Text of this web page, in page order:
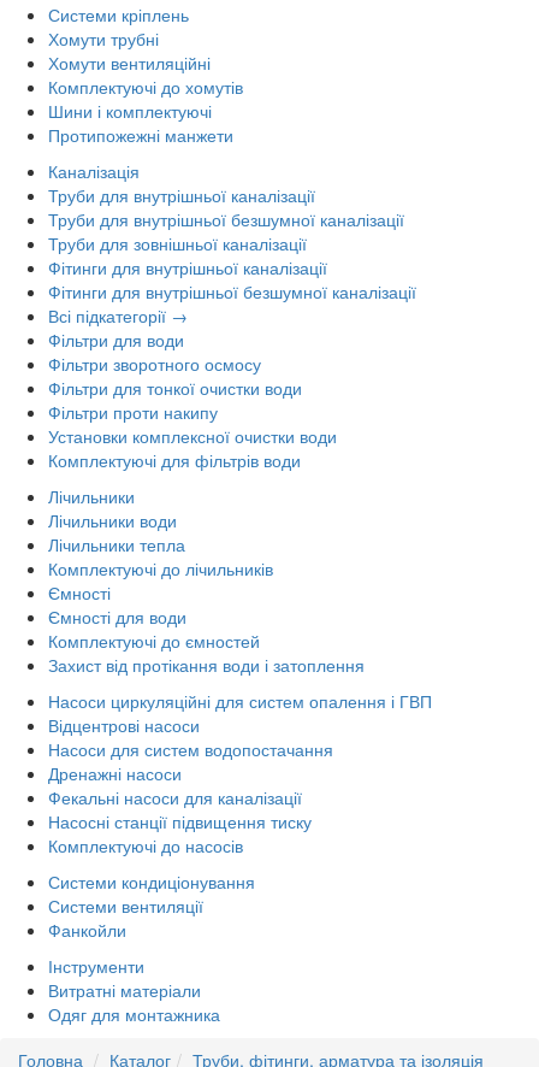
Системи кріплень
Хомути трубні
Хомути вентиляційні
Комплектуючі до хомутів
Шини і комплектуючі
Протипожежні манжети
Каналізація
Труби для внутрішньої каналізації
Труби для внутрішньої безшумної каналізації
Труби для зовнішньої каналізації
Фітинги для внутрішньої каналізації
Фітинги для внутрішньої безшумної каналізації
Всі підкатегорії →
Фільтри для води
Фільтри зворотного осмосу
Фільтри для тонкої очистки води
Фільтри проти накипу
Установки комплексної очистки води
Комплектуючі для фільтрів води
Лічильники
Лічильники води
Лічильники тепла
Комплектуючі до лічильників
Ємності
Ємності для води
Комплектуючі до ємностей
Захист від протікання води і затоплення
Насоси циркуляційні для систем опалення і ГВП
Відцентрові насоси
Насоси для систем водопостачання
Дренажні насоси
Фекальні насоси для каналізації
Насосні станції підвищення тиску
Комплектуючі до насосів
Системи кондиціонування
Системи вентиляції
Фанкойли
Інструменти
Витратні матеріали
Одяг для монтажника
Головна
Каталог
Труби, фітинги, арматура та ізоляція